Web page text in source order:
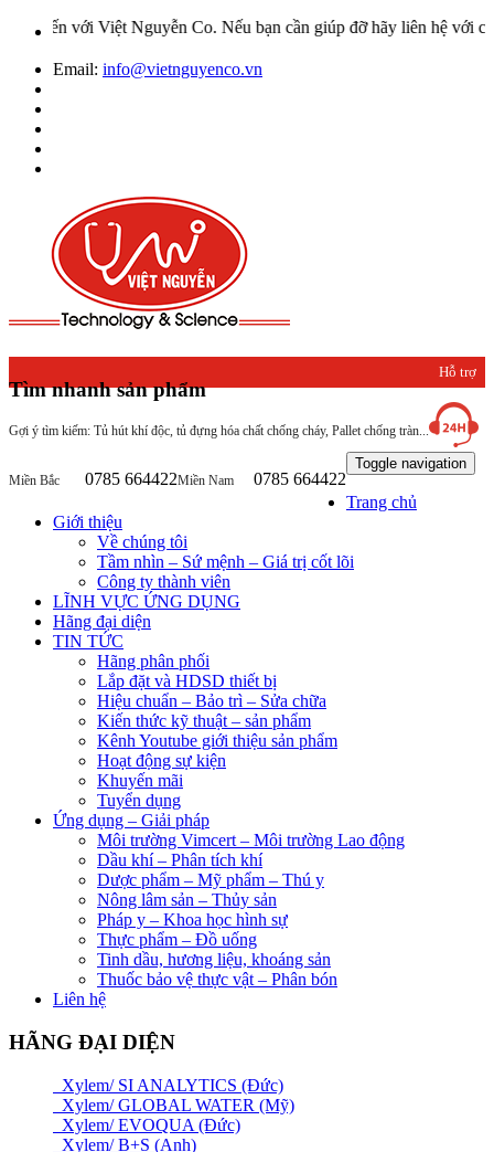
Nguyễn Co. Nếu bạn cần giúp đỡ hãy liên hệ với chúng tôi qua
Email: info@vietnguyenco.vn
Tìm nhanh sản phẩm
Gợi ý tìm kiếm: Tủ hút khí độc, tủ đựng hóa chất chống cháy, Pallet chống tràn...
Hỗ trợ
khách
hàng
Miền Bắc 0785 664422Miền Nam 0785 664422
Toggle navigation
Trang chủ
Giới thiệu
Về chúng tôi
Tầm nhìn – Sứ mệnh – Giá trị cốt lõi
Công ty thành viên
LĨNH VỰC ỨNG DỤNG
Hãng đại diện
TIN TỨC
Hãng phân phối
Lắp đặt và HDSD thiết bị
Hiệu chuẩn – Bảo trì – Sửa chữa
Kiến thức kỹ thuật – sản phẩm
Kênh Youtube giới thiệu sản phẩm
Hoạt động sự kiện
Khuyến mãi
Tuyển dụng
Ứng dụng – Giải pháp
Môi trường Vimcert – Môi trường Lao động
Dầu khí – Phân tích khí
Dược phẩm – Mỹ phẩm – Thú y
Nông lâm sản – Thủy sản
Pháp y – Khoa học hình sự
Thực phẩm – Đồ uống
Tinh dầu, hương liệu, khoáng sản
Thuốc bảo vệ thực vật – Phân bón
Liên hệ
HÃNG ĐẠI DIỆN
Xylem/ SI ANALYTICS (Đức)
Xylem/ GLOBAL WATER (Mỹ)
Xylem/ EVOQUA (Đức)
Xylem/ B+S (Anh)